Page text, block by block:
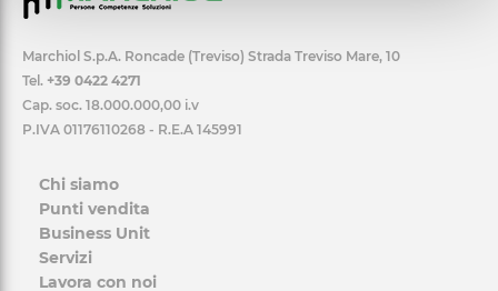
Marchiol S.p.A. Roncade (Treviso) Strada Treviso Mare, 10
Tel. +39 0422 4271
Cap. soc. 18.000.000,00 i.v
P.IVA 01176110268 - R.E.A 145991
Chi siamo
Punti vendita
Business Unit
Servizi
Lavora con noi